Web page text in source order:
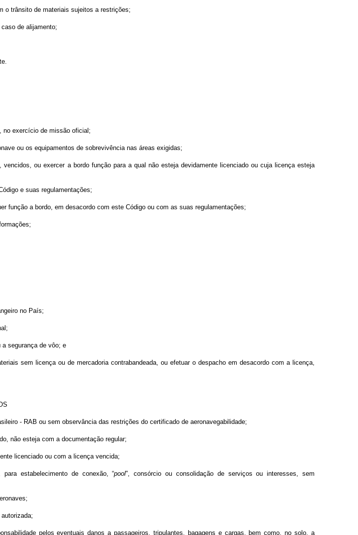
o trânsito de materiais sujeitos a restrições;
de alijamento;
no exercício de missão oficial;
ou os equipamentos de sobrevivência nas áreas exigidas;
ou exercer a bordo função para a qual não esteja devidamente licenciado ou cuja licença esteja
e suas regulamentações;
função a bordo, em desacordo com este Código ou com as suas regulamentações;
no País;
a segurança de vôo; e
sem licença ou de mercadoria contrabandeada, ou efetuar o despacho em desacordo com a licença,
- RAB ou sem observância das restrições do certificado de aeronavegabilidade;
não esteja com a documentação regular;
licenciado ou com a licença vencida;
estabelecimento de conexão, “pool”, consórcio ou consolidação de serviços ou interesses, sem
pelos eventuais danos a passageiros, tripulantes, bagagens e cargas, bem como, no solo, a